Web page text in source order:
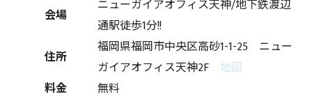
会場
ニューガイアオフィス天神/地下鉄渡辺
通駅徒歩1分!!
住所
福岡県福岡市中央区高砂1-1-25 ニュー
ガイアオフィス天神2F 地図
料金
無料